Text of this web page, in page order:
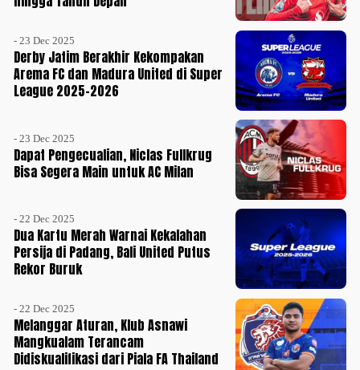
- 23 Dec 2025
Derby Jatim Berakhir Kekompakan
Arema FC dan Madura United di Super
League 2025-2026
- 23 Dec 2025
Dapat Pengecualian, Niclas Fullkrug
Bisa Segera Main untuk AC Milan
- 22 Dec 2025
Dua Kartu Merah Warnai Kekalahan
Persija di Padang, Bali United Putus
Rekor Buruk
- 22 Dec 2025
Melanggar Aturan, Klub Asnawi
Mangkualam Terancam
Didiskualifikasi dari Piala FA Thailand